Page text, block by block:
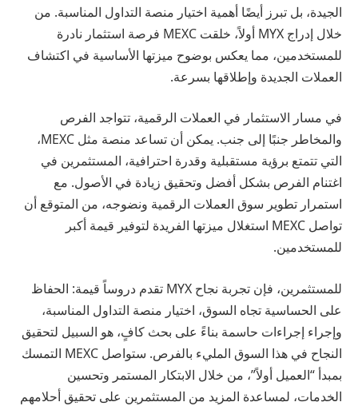
الجيدة، بل تبرز أيضًا أهمية اختيار منصة التداول المناسبة. من
خلال إدراج MYX أولاً، خلقت MEXC فرصة استثمار نادرة
للمستخدمين، مما يعكس بوضوح ميزتها الأساسية في اكتشاف
العملات الجديدة وإطلاقها بسرعة.
في مسار الاستثمار في العملات الرقمية، تتواجد الفرص
والمخاطر جنبًا إلى جنب. يمكن أن تساعد منصة مثل MEXC،
التي تتمتع برؤية مستقبلية وقدرة احترافية، المستثمرين في
اغتنام الفرص بشكل أفضل وتحقيق زيادة في الأصول. مع
استمرار تطوير سوق العملات الرقمية ونضوجه، من المتوقع أن
تواصل MEXC استغلال ميزتها الفريدة لتوفير قيمة أكبر
للمستخدمين.
للمستثمرين، فإن تجربة نجاح MYX تقدم دروساً قيمة: الحفاظ
على الحساسية تجاه السوق، اختيار منصة التداول المناسبة،
وإجراء إجراءات حاسمة بناءً على بحث كافٍ، هو السبيل لتحقيق
النجاح في هذا السوق المليء بالفرص. ستواصل MEXC التمسك
بمبدأ “العميل أولاً”، من خلال الابتكار المستمر وتحسين
الخدمات، لمساعدة المزيد من المستثمرين على تحقيق أحلامهم